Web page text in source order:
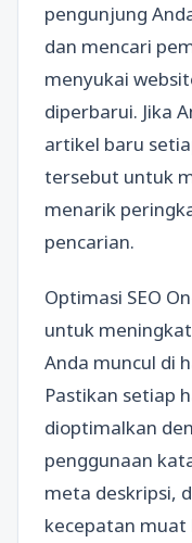
pengunjung
dan mencari
menyukai
diperbarui. Jika
artikel baru
tersebut untuk
menarik
pencarian.
Optimasi SEO
untuk
Anda muncul di
Pastikan setiap
dioptimalkan
penggunaan
meta deskripsi,
kecepatan